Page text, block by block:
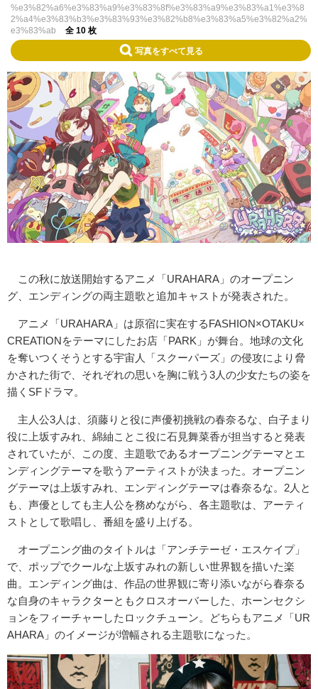
%e3%82%a6%e3%83%a9%e3%83%8f%e3%83%a9%e3%83%a1%e3%8
2%a4%e3%83%b3%e3%83%93%e3%82%b8%e3%83%a5%e3%82%a2%
e3%83%ab
全 10 枚
写真をすべて見る
この秋に放送開始するアニメ「URAHARA」のオープニン
グ、エンディングの両主題歌と追加キャストが発表された。
アニメ「URAHARA」は原宿に実在するFASHION×OTAKU×
CREATIONをテーマにしたお店「PARK」が舞台。地球の文化
を奪いつくそうとする宇宙人「スクーパーズ」の侵攻により脅
かされた街で、それぞれの思いを胸に戦う3人の少女たちの姿を
描くSFドラマ。
主人公3人は、須藤りと役に声優初挑戦の春奈るな、白子まり
役に上坂すみれ、綿紬ことこ役に石見舞菜香が担当すると発表
されていたが、この度、主題歌であるオープニングテーマとエ
ンディングテーマを歌うアーティストが決まった。オープニン
グテーマは上坂すみれ、エンディングテーマは春奈るな。2人と
も、声優としても主人公を務めながら、各主題歌は、アーティ
ストとして歌唱し、番組を盛り上げる。
オープニング曲のタイトルは「アンチテーゼ・エスケイプ」
で、ポップでクールな上坂すみれの新しい世界観を描いた楽
曲。エンディング曲は、作品の世界観に寄り添いながら春奈る
な自身のキャラクターともクロスオーバーした、ホーンセクシ
ョンをフィーチャーしたロックチューン。どちらもアニメ「UR
AHARA」のイメージが増幅される主題歌になった。